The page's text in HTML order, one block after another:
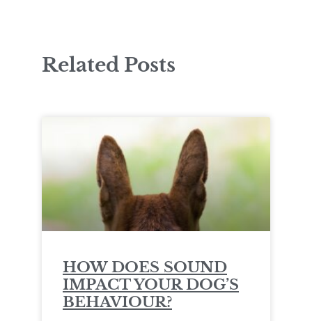
Related Posts
HOW DOES SOUND
IMPACT YOUR DOG’S
BEHAVIOUR?